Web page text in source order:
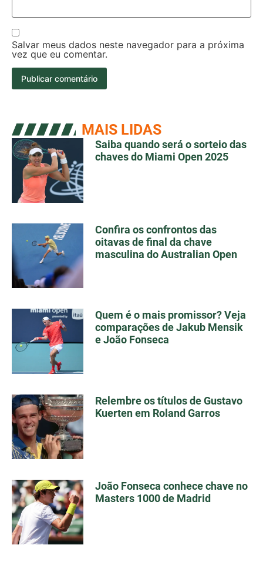
Salvar meus dados neste navegador para a próxima
vez que eu comentar.
MAIS LIDAS
Saiba quando será o sorteio das
chaves do Miami Open 2025
Confira os confrontos das
oitavas de final da chave
masculina do Australian Open
Quem é o mais promissor? Veja
comparações de Jakub Mensik
e João Fonseca
Relembre os títulos de Gustavo
Kuerten em Roland Garros
João Fonseca conhece chave no
Masters 1000 de Madrid